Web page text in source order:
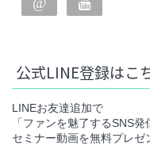
公式LINE登録はこ
LINEお友達追加で
「ファンを魅了するSNS発
セミナー動画を無料プレゼ